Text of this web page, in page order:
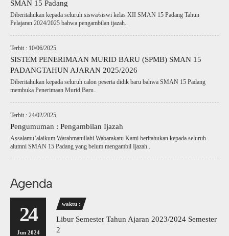
SMAN 15 Padang
Diberitahukan kepada seluruh siswa/siswi kelas XII SMAN 15 Padang Tahun
Pelajaran 2024/2025 bahwa pengambilan ijazah..
Terbit : 10/06/2025
SISTEM PENERIMAAN MURID BARU (SPMB) SMAN 15
PADANGTAHUN AJARAN 2025/2026
Diberitahukan kepada seluruh calon peserta didik baru bahwa SMAN 15 Padang
membuka Penerimaan Murid Baru..
Terbit : 24/02/2025
Pengumuman : Pengambilan Ijazah
Assalamu’alaikum Warahmatullahi Wabarakatu Kami beritahukan kepada seluruh
alumni SMAN 15 Padang yang belum mengambil Ijazah..
Agenda
24
Jun 2024
waktu :
Libur Semester Tahun Ajaran 2023/2024 Semester
2